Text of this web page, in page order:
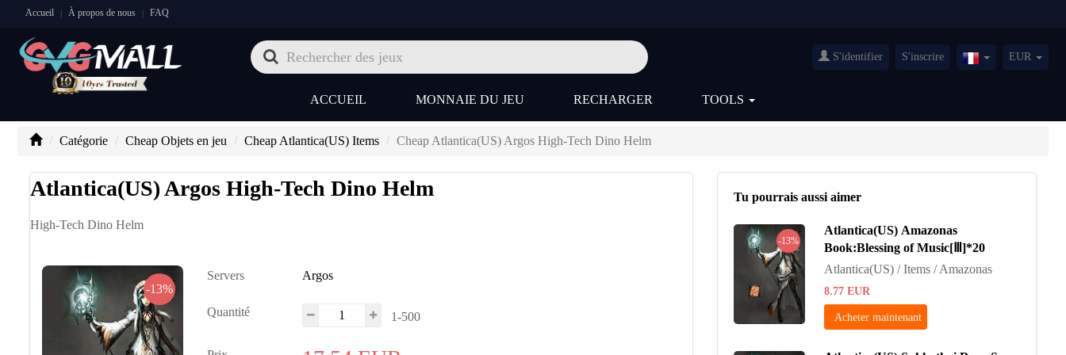
Accueil | À propos de nous | FAQ
S'identifier S'inscrire France(Français)
EUR
ACCUEIL MONNAIE DU JEU RECHARGER TOOLS
Catégorie Cheap Objets en jeu Cheap Atlantica(US) Items Cheap Atlantica(US) Argos High-Tech Dino Helm
Atlantica(US) Argos High-Tech Dino Helm
High-Tech Dino Helm
-13%
Servers Argos
Quantité 1-500
Tu pourrais aussi aimer
-13%
Atlantica(US) Amazonas
Book:Blessing of Music[Ⅲ]*20
Atlantica(US) / Items / Amazonas
8.77 EUR
Acheter maintenant